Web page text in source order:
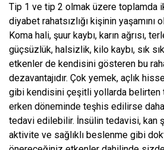
Tip 1 ve tip 2 olmak üzere toplamda
diyabet rahatsızlığı kişinin
Koma hali, şuur kaybı, karın ağrısı,
güçsüzlük, halsizlik, kilo kaybı, sık
etkenler de kendisini gösteren bu
dezavantajıdır. Çok yemek, açlık
gibi kendisini çeşitli yollarda belirten
erken döneminde teşhis edilirse
tedavi edilebilir. İnsülin tedavisi, kan
aktivite ve sağlıklı beslenme gibi